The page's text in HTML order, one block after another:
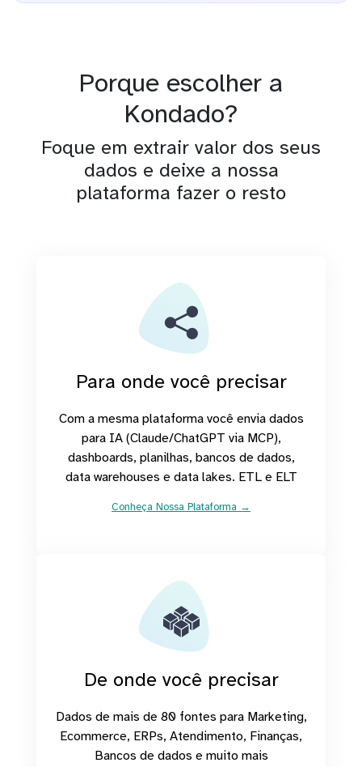
Porque escolher a
Kondado?
Foque em extrair valor dos seus
dados e deixe a nossa
plataforma fazer o resto
Para onde você precisar
Com a mesma plataforma você envia dados
para IA (Claude/ChatGPT via MCP),
dashboards, planilhas, bancos de dados,
data warehouses e data lakes. ETL e ELT
Conheça Nossa Plataforma →
De onde você precisar
Dados de mais de 80 fontes para Marketing,
Ecommerce, ERPs, Atendimento, Finanças,
Bancos de dados e muito mais